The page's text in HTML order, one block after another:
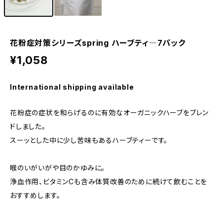
花粉症対策シリーズspring ハーブティ―7パック
¥1,058
International shipping available
花粉症の症状を和らげるのに有効なオーガニックハーブをブレン
ドしました。
スーッとした中に少し苦味もあるハーブティーです。
喉のいがいがや目のかゆみに。
浄血作用、ビタミンCも含み体質改善のために続けて飲むことを
おすすめします。